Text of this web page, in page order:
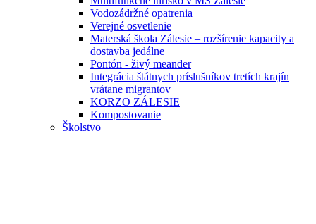
Vodozádržné opatrenia
Verejné osvetlenie
Materská škola Zálesie – rozšírenie kapacity a
dostavba jedálne
Pontón - živý meander
Integrácia štátnych príslušníkov tretích krajín
vrátane migrantov
KORZO ZÁLESIE
Kompostovanie
Školstvo